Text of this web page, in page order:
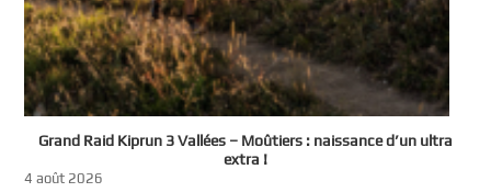
Grand Raid Kiprun 3 Vallées – Moûtiers : naissance d’un ultra
extra !
4 août 2026